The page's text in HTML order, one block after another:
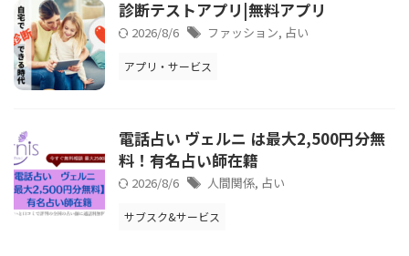
診断テストアプリ|無料アプリ
2026/8/6 ファッション, 占い
アプリ・サービス
電話占い ヴェルニ は最大2,500円分無
料！有名占い師在籍
2026/8/6 人間関係, 占い
サブスク&サービス